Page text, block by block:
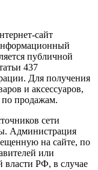
сайт
публичной
437
Для получения
и аксессуаров,
по продажам.
сети
Администрация
на сайте, по
или
власти РФ, в случае